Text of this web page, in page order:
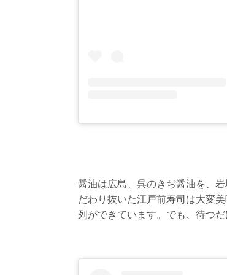
醤油は広島、呉のきぢ醤油を、
だわり抜いた江戸前寿司は大変
列ができています。でも、待つだ